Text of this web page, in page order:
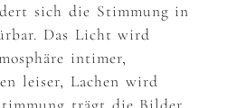
sich die Stimmung in
Das Licht wird
intimer,
leiser, Lachen wird